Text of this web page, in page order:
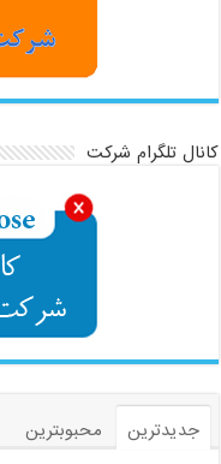
کانال تلگرام شرکت
جدیدترین محبوبترین